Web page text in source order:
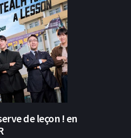
de leçon ! en